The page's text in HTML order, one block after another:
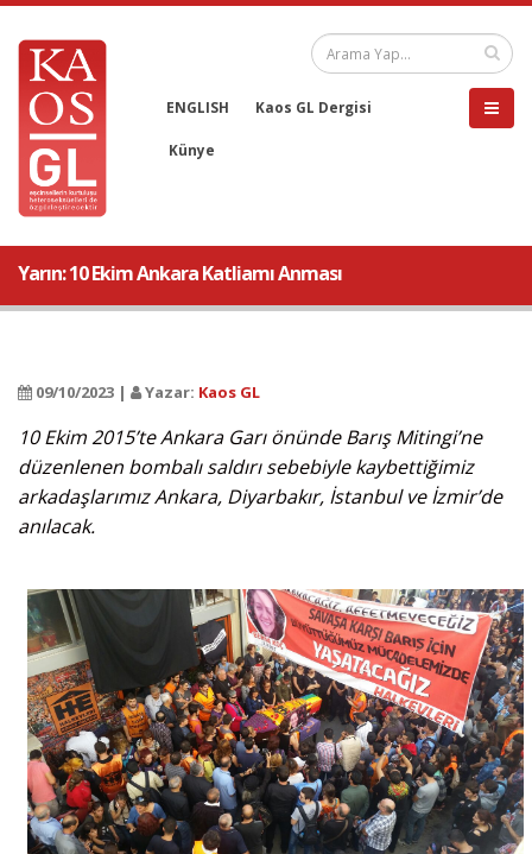
ENGLISH Kaos GL Dergisi
Künye
Yarın: 10 Ekim Ankara Katliamı Anması
09/10/2023 | Yazar: Kaos GL
10 Ekim 2015’te Ankara Garı önünde Barış Mitingi’ne
düzenlenen bombalı saldırı sebebiyle kaybettiğimiz
arkadaşlarımız Ankara, Diyarbakır, İstanbul ve İzmir’de
anılacak.